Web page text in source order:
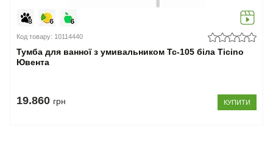
Код товару: 10114440
Тумба для ванної з умивальником Tc-105 біла Ticino
Ювента
19.860 грн КУПИТИ